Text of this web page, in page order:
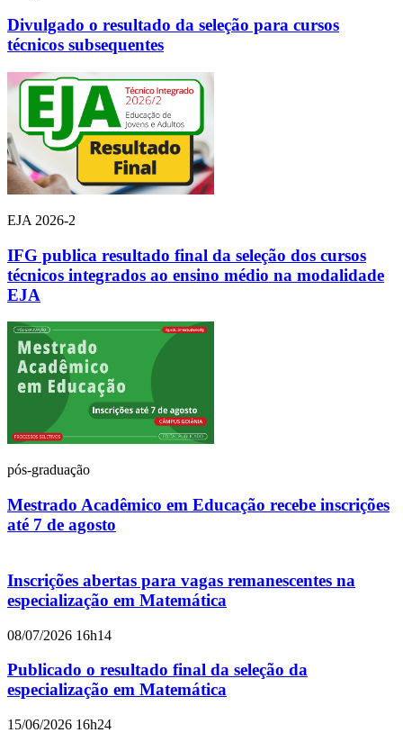
Divulgado o resultado da seleção para cursos
técnicos subsequentes
EJA 2026-2
IFG publica resultado final da seleção dos cursos
técnicos integrados ao ensino médio na modalidade
EJA
pós-graduação
Mestrado Acadêmico em Educação recebe inscrições
até 7 de agosto
Inscrições abertas para vagas remanescentes na
especialização em Matemática
08/07/2026 16h14
Publicado o resultado final da seleção da
especialização em Matemática
15/06/2026 16h24